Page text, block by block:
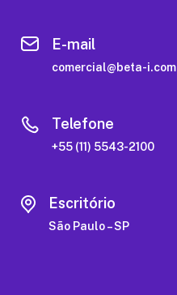
E-mail
comercial@beta-i.com
Telefone
+55 (11) 5543-2100
Escritório
São Paulo – SP